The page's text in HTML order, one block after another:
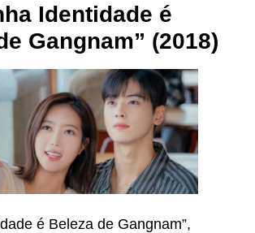
Identidade é
Gangnam” (2018)
é Beleza de Gangnam”,